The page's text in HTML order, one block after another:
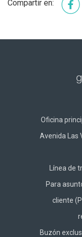
Oficina
Avenida Las
Línea de
Para
cliente
Buzón